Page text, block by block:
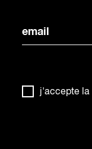
j'accepte la